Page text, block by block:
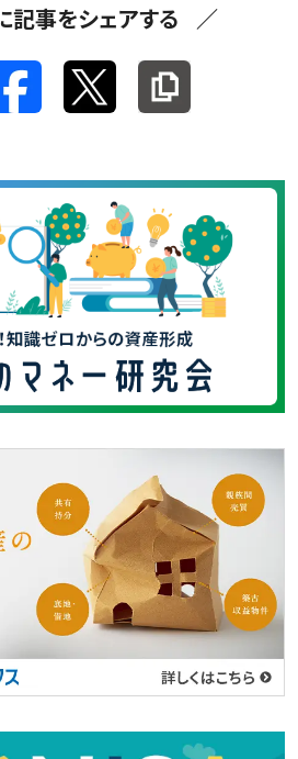
記事をシェアする